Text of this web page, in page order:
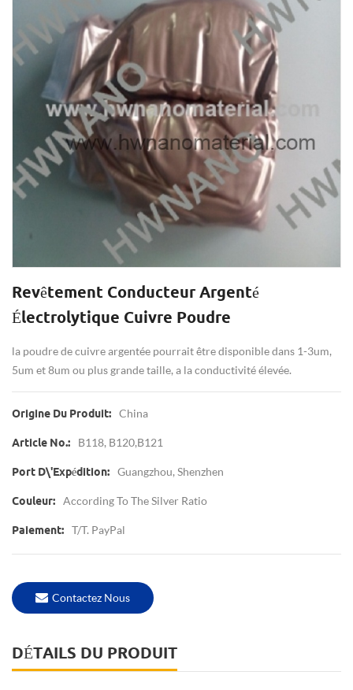
Revêtement Conducteur Argenté
Électrolytique Cuivre Poudre
la poudre de cuivre argentée pourrait être disponible dans 1-3um,
5um et 8um ou plus grande taille, a la conductivité élevée.
Origine Du Produit: China
Article No.: B118, B120,B121
Port D\'expédition: Guangzhou, Shenzhen
Couleur: According To The Silver Ratio
Paiement: T/T. PayPal
Contactez Nous
DÉTAILS DU PRODUIT